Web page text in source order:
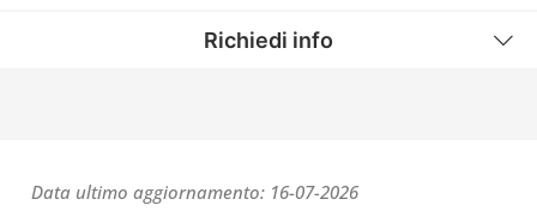
Richiedi info
Data ultimo aggiornamento: 16-07-2026